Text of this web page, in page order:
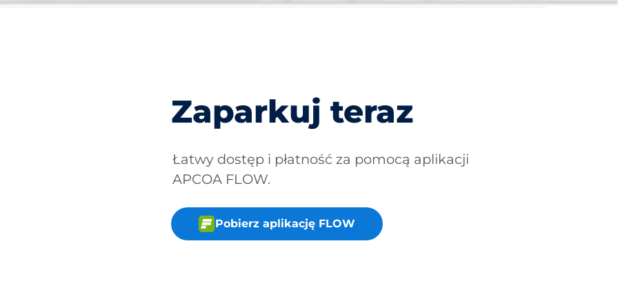
Zaparkuj teraz
Łatwy dostęp i płatność za pomocą aplikacji
APCOA FLOW.
Pobierz aplikację FLOW